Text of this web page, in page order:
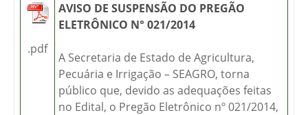
.pdf
AVISO DE SUSPENSÃO DO PREGÃO
ELETRÔNICO N° 021/2014
A Secretaria de Estado de Agricultura,
Pecuária e Irrigação – SEAGRO, torna
público que, devido as adequações feitas
no Edital, o Pregão Eletrônico nº 021/2014,